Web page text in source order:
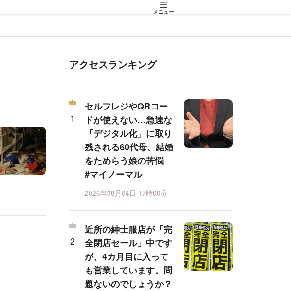
メニュー
アクセスランキング
セルフレジやQRコー
ドが使えない…急速な
「デジタル化」に取り
残される60代母、結婚
をためらう娘の苦悩
#マイノーマル
2026年08月04日 17時00分
近所の紳士服店が「完
全閉店セール」中です
が、4カ月目に入って
も営業しています。問
題ないのでしょうか？